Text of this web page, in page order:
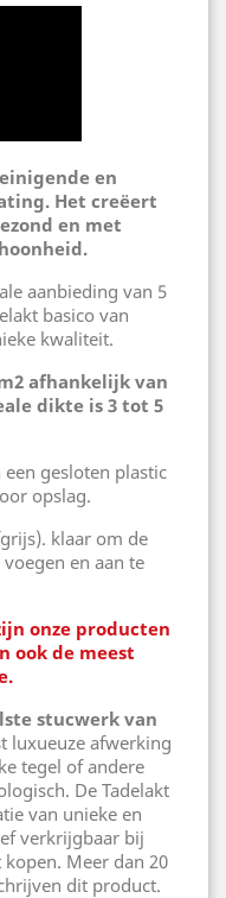
en
Het creëert
en met
aanbieding van 5
basico van
kwaliteit.
afhankelijk van
dikte is 3 tot 5
gesloten plastic
opslag.
klaar om de
en aan te
onze producten
ook de meest
stucwerk van
luxueuze afwerking
tegel of andere
De Tadelakt
van unieke en
verkrijgbaar bij
kopen. Meer dan 20
dit product.